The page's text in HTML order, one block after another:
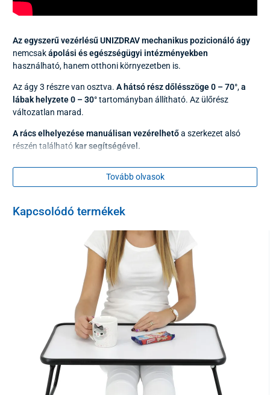
Az egyszerű vezérlésű UNIZDRAV mechanikus pozicionáló ágy
nemcsakápolási és egészségügyi intézményekben
használható, hanem otthoni környezetben is.
Az ágy 3 részre van osztva. A hátsó rész dőlésszöge0 – 70°,a
lábak helyzete0 – 30°tartományban állítható. Az ülőrész
változatlan marad.
A rács elhelyezésemanuálisan vezérelhetőa szerkezet alsó
részén találhatókar segítségével.
Tovább olvasok
Kapcsolódó termékek